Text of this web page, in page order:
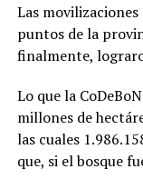
Las
puntos de la
finalmente,
Lo que la
millones de
las cuales
que, si el bosque